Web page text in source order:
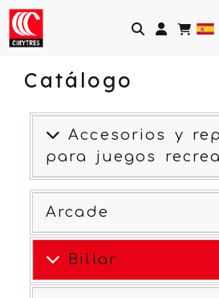
Catálogo
Accesorios y
para juegos
Arcade
Billar